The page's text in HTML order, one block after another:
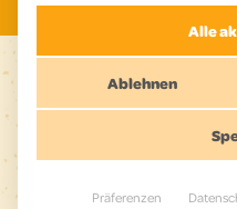
ES GIBT
1.
Alle
Ablehnen
Präferenzen